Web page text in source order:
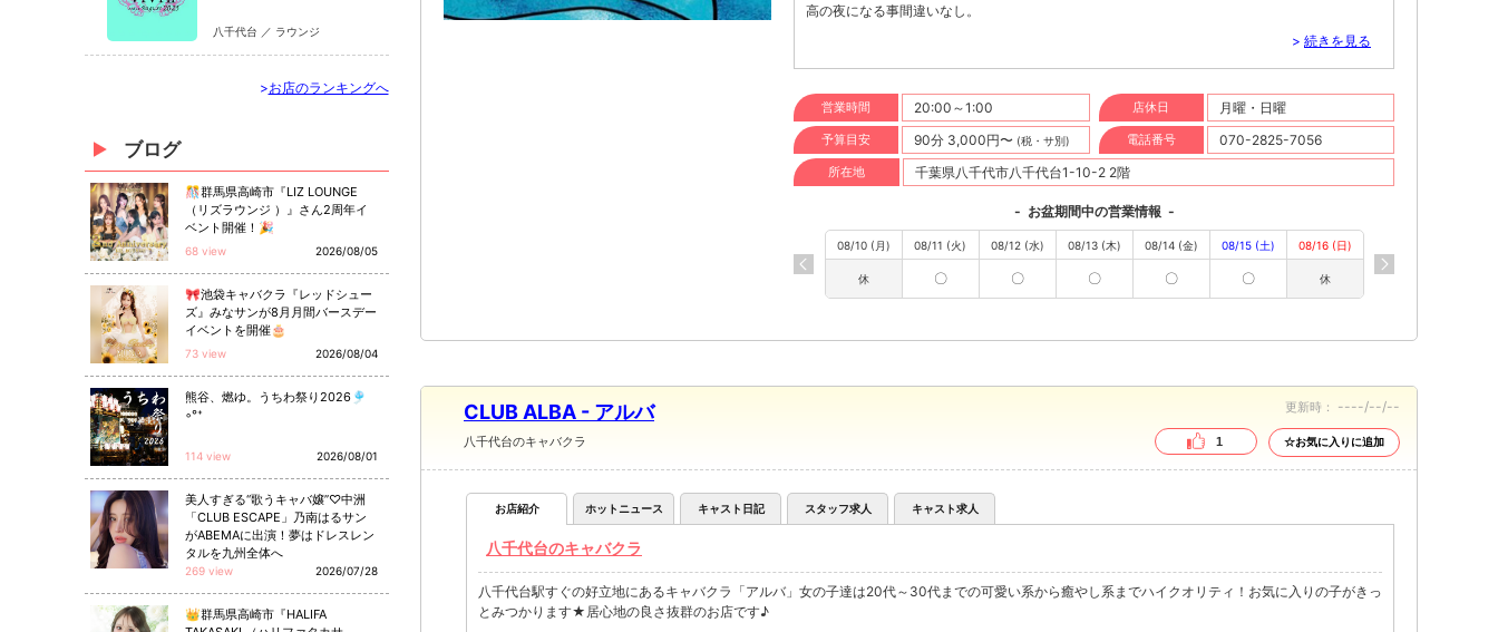
高の夜になる事間違いなし。
> 続きを見る
営業時間 20:00～1:00 店休日 月曜・日曜
予算目安 90分 3,000円〜 (税・サ別) 電話番号 070-2825-7056
所在地 千葉県八千代市八千代台1-10-2 2階
- お盆期間中の営業情報 -
08/10 (月)
休
08/11 (火)
〇
08/12 (水)
〇
08/13 (木)
〇
08/14 (金)
〇
08/15 (土)
〇
08/16 (日)
休
CLUB ALBA - アルバ
八千代台のキャバクラ
更新時： ----/--/--
1 ☆お気に入りに追加
お店紹介 ホットニュース キャスト日記 スタッフ求人 キャスト求人
八千代台のキャバクラ
八千代台駅すぐの好立地にあるキャバクラ「アルバ」女の子達は20代～30代までの可愛い系から癒やし系までハイクオリティ！お気に入りの子がきっ
とみつかります★居心地の良さ抜群のお店です♪
八千代台 ／ ラウンジ
>お店のランキングへ
ブログ
🎊群馬県高崎市『LIZ LOUNGE
（リズラウンジ ）』さん2周年イ
ベント開催！🎉
68 view 2026/08/05
🎀池袋キャバクラ『レッドシュー
ズ』みなサンが8月月間バースデー
イベントを開催🎂
73 view 2026/08/04
熊谷、燃ゆ。うちわ祭り2026🎐
◦°⁺
114 view 2026/08/01
美人すぎる“歌うキャバ嬢”♡中洲
「CLUB ESCAPE」乃南はるサン
がABEMAに出演！夢はドレスレン
タルを九州全体へ
269 view 2026/07/28
👑群馬県高崎市『HALIFA